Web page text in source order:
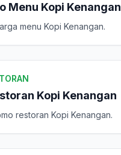
Menu Kopi Kenangan
menu Kopi Kenangan.
Kopi Kenangan
restoran Kopi Kenangan.